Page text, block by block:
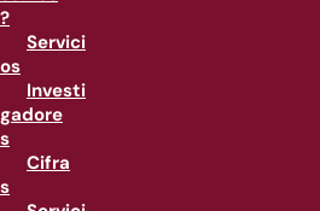
?
Servici
os
Investi
gadore
s
Cifra
s